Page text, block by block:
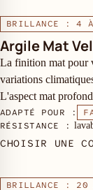
BRILLANCE : 4
Argile Mat
La finition mat pour
variations
L'aspect mat
ADAPTÉ POUR :
RÉSISTANCE :
CHOISIR UNE
BRILLANCE : 20